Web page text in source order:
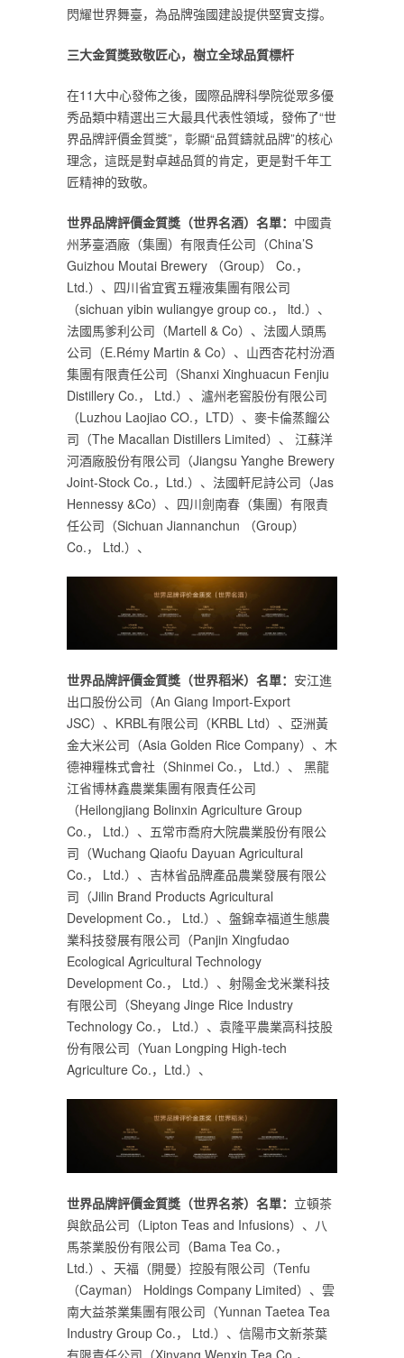
閃耀世界舞臺，為品牌強國建設提供堅實支撐。
三大金質獎致敬匠心，樹立全球品質標杆
在11大中心發佈之後，國際品牌科學院從眾多優
秀品類中精選出三大最具代表性領域，發佈了“世
界品牌評價金質獎”，彰顯“品質鑄就品牌”的核心
理念，這既是對卓越品質的肯定，更是對千年工
匠精神的致敬。
世界品牌評價金質獎（世界名酒）名單： 中國貴
州茅臺酒廠（集團）有限責任公司（China’S
Guizhou Moutai Brewery （Group） Co.，
Ltd.）、四川省宜賓五糧液集團有限公司
（sichuan yibin wuliangye group co.， ltd.）、
法國馬爹利公司（Martell & Co）、法國人頭馬
公司（E.Rémy Martin & Co）、山西杏花村汾酒
集團有限責任公司（Shanxi Xinghuacun Fenjiu
Distillery Co.， Ltd.）、瀘州老窖股份有限公司
（Luzhou Laojiao CO.，LTD）、麥卡倫蒸餾公
司（The Macallan Distillers Limited）、 江蘇洋
河酒廠股份有限公司（Jiangsu Yanghe Brewery
Joint-Stock Co.，Ltd.）、法國軒尼詩公司（Jas
Hennessy &Co）、四川劍南春（集團）有限責
任公司（Sichuan Jiannanchun （Group）
Co.， Ltd.）、
世界品牌評價金質獎（世界稻米）名單： 安江進
出口股份公司（An Giang Import-Export
JSC）、KRBL有限公司（KRBL Ltd）、亞洲黃
金大米公司（Asia Golden Rice Company）、木
德神糧株式會社（Shinmei Co.， Ltd.）、 黑龍
江省博林鑫農業集團有限責任公司
（Heilongjiang Bolinxin Agriculture Group
Co.， Ltd.）、五常市喬府大院農業股份有限公
司（Wuchang Qiaofu Dayuan Agricultural
Co.， Ltd.）、吉林省品牌產品農業發展有限公
司（Jilin Brand Products Agricultural
Development Co.， Ltd.）、盤錦幸福道生態農
業科技發展有限公司（Panjin Xingfudao
Ecological Agricultural Technology
Development Co.， Ltd.）、射陽金戈米業科技
有限公司（Sheyang Jinge Rice Industry
Technology Co.， Ltd.）、袁隆平農業高科技股
份有限公司（Yuan Longping High-tech
Agriculture Co.，Ltd.）、
世界品牌評價金質獎（世界名茶）名單： 立頓茶
與飲品公司（Lipton Teas and Infusions）、八
馬茶業股份有限公司（Bama Tea Co.，
Ltd.）、天福（開曼）控股有限公司（Tenfu
（Cayman） Holdings Company Limited）、雲
南大益茶業集團有限公司（Yunnan Taetea Tea
Industry Group Co.， Ltd.）、信陽市文新茶葉
有限責任公司（Xinyang Wenxin Tea Co.，